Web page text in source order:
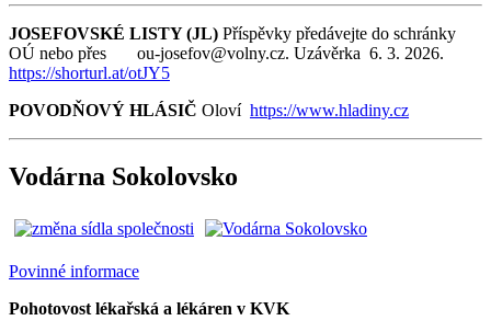
JOSEFOVSKÉ LISTY (JL) Příspěvky předávejte do schránky
OÚ nebo přes ou-josefov@volny.cz. Uzávěrka 6. 3. 2026.
https://shorturl.at/otJY5
POVODŇOVÝ HLÁSIČ Oloví https://www.hladiny.cz
Vodárna Sokolovsko
Povinné informace
Pohotovost lékařská a lékáren v KVK